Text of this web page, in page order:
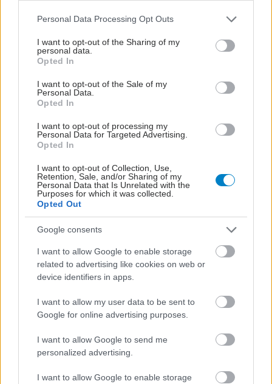
Please note that this website/app uses one or more Google
not limited to your visit or usage behaviour. You may click to
grant or deny consent to Google and its third-party tags to
use your data for below specified purposes in below Google
consent section.
Personal Data Processing Opt Outs
I want to opt-out of the Sharing of my
personal data.
Opted In
I want to opt-out of the Sale of my
Personal Data.
Opted In
I want to opt-out of processing my
Personal Data for Targeted Advertising.
Opted In
I want to opt-out of Collection, Use,
Retention, Sale, and/or Sharing of my
Personal Data that Is Unrelated with the
Purposes for which it was collected.
Opted Out
Google consents
I want to allow Google to enable storage
related to advertising like cookies on web or
device identifiers in apps.
I want to allow my user data to be sent to
Google for online advertising purposes.
I want to allow Google to send me
personalized advertising.
I want to allow Google to enable storage
ΣΗΜΕΡΑ ΣΤΟ IATRONET.GR
Ο CEO της GSK στοχεύει σε εξοικονόμηση κόστους
2,5 δισ. δολαρίων από ώριμα προϊόντα, προμήθειες